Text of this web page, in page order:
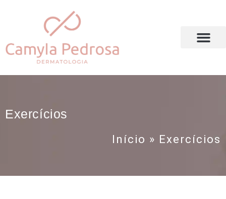
Exercícios
Início » Exercícios